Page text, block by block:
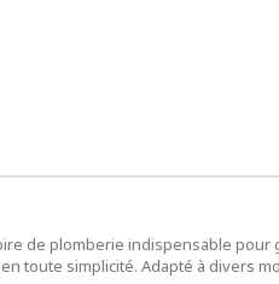
de plomberie indispensable
toute simplicité. Adapté à divers